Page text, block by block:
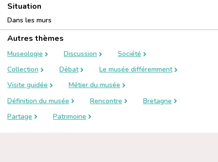
Situation
Dans les murs
Autres thèmes
Museologie Discussion
Société
Collection
Débat
Le musée différemment
Visite guidée
Métier du musée
Définition du musée
Rencontre
Bretagne
Partage
Patrimoine